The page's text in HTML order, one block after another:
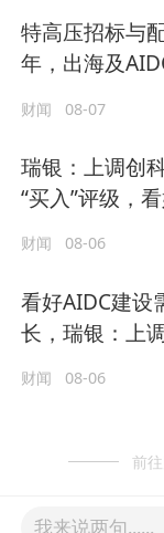
特高压招标与
年，出海及
财闻 08-07
瑞银：上调创
“买入”评级，
财闻 08-06
看好AIDC建设
长，瑞银：上
财闻 08-06
前
我来说两句......